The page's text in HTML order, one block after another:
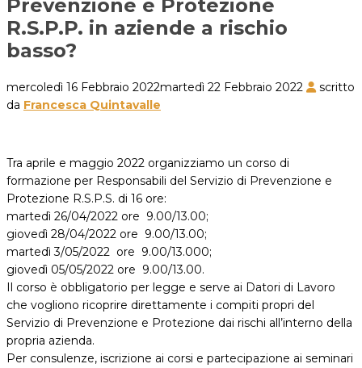
Prevenzione e Protezione
R.S.P.P. in aziende a rischio
basso?
mercoledì 16 Febbraio 2022martedì 22 Febbraio 2022
scritto
da Francesca Quintavalle
Tra aprile e maggio 2022 organizziamo un corso di
formazione per Responsabili del Servizio di Prevenzione e
Protezione R.S.P.S. di 16 ore:
martedì 26/04/2022 ore 9.00/13.00;
giovedì 28/04/2022 ore 9.00/13.00;
martedì 3/05/2022 ore 9.00/13.000;
giovedì 05/05/2022 ore 9.00/13.00.
Il corso è obbligatorio per legge e serve ai Datori di Lavoro
che vogliono ricoprire direttamente i compiti propri del
Servizio di Prevenzione e Protezione dai rischi all’interno della
propria azienda.
Per consulenze, iscrizione ai corsi e partecipazione ai seminari